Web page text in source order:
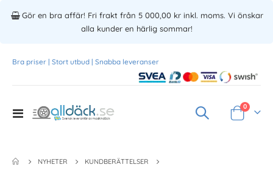
Gör en bra affär! Fri frakt från 5 000,00 kr inkl. moms. Vi önskar
alla kunder en härlig sommar!
Bra priser | Stort utbud | Snabba leveranser
Toggle
Varukorg
0
NYHETER
KUNDBERÄTTELSER